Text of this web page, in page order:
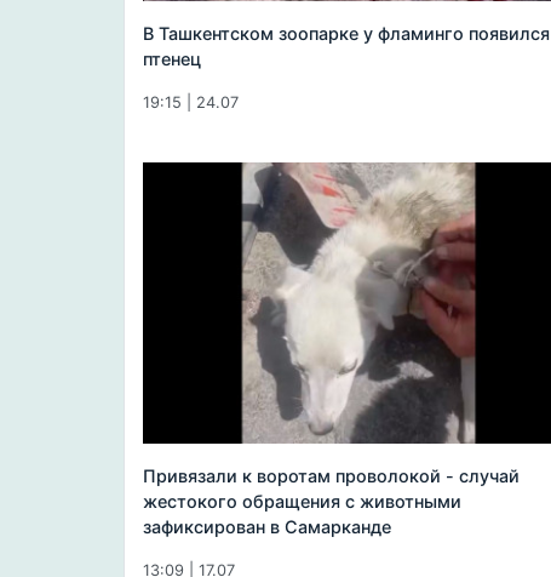
В Ташкентском зоопарке у фламинго появился
птенец
19:15 | 24.07
Привязали к воротам проволокой - случай
жестокого обращения с животными
зафиксирован в Самарканде
13:09 | 17.07